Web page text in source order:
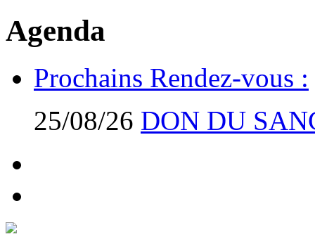
Agenda
Prochains Rendez-vous :
25/08/26 DON DU